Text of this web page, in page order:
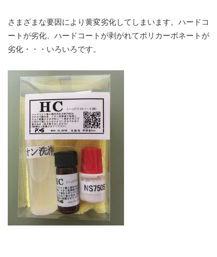
さまざまな要因により黄変劣化してしまいます。ハードコ
ートが劣化、ハードコートが剥がれてポリカーボネートが
劣化・・・いろいろです。